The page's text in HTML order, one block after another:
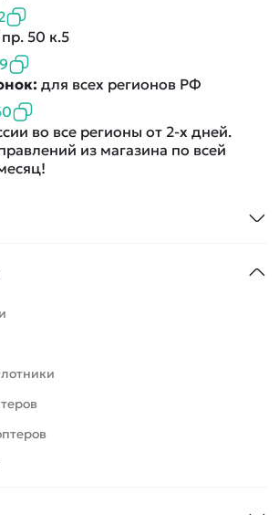
50 к.5
для всех регионов РФ
во все регионы от 2-х дней.
из магазина по всей